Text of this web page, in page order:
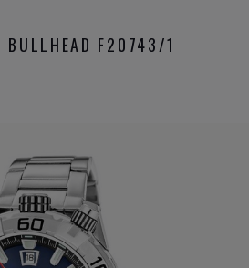
BULLHEAD F20743/1